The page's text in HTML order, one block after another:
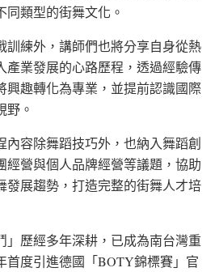
類型的街舞文化。
訓練外，講師們也將分享自身從熱
產業發展的心路歷程，透過經驗傳
興趣轉化為專業，並提前認識國際
野。
內容除舞蹈技巧外，也納入舞蹈創
經營與個人品牌經營等議題，協助
發展趨勢，打造完整的街舞人才培
」歷經多年深耕，已成為南台灣重
首度引進德國「BOTY錦標賽」官